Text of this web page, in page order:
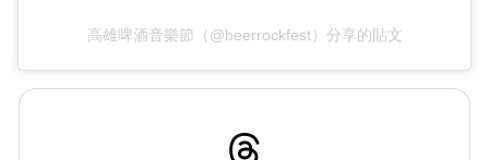
高雄啤酒音樂節（@beerrockfest）分享的貼文